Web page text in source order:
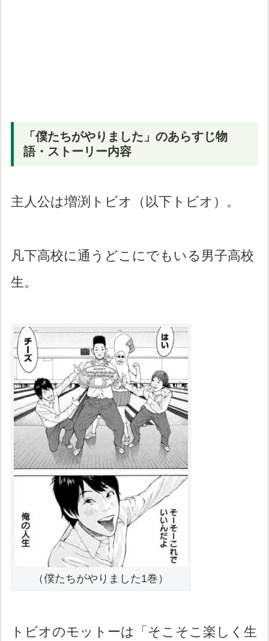
「僕たちがやりました」のあらすじ物
語・ストーリー内容
主人公は増渕トビオ（以下トビオ）。
凡下高校に通うどこにでもいる男子高校
生。
（僕たちがやりました1巻）
トビオのモットーは「そこそこ楽しく生